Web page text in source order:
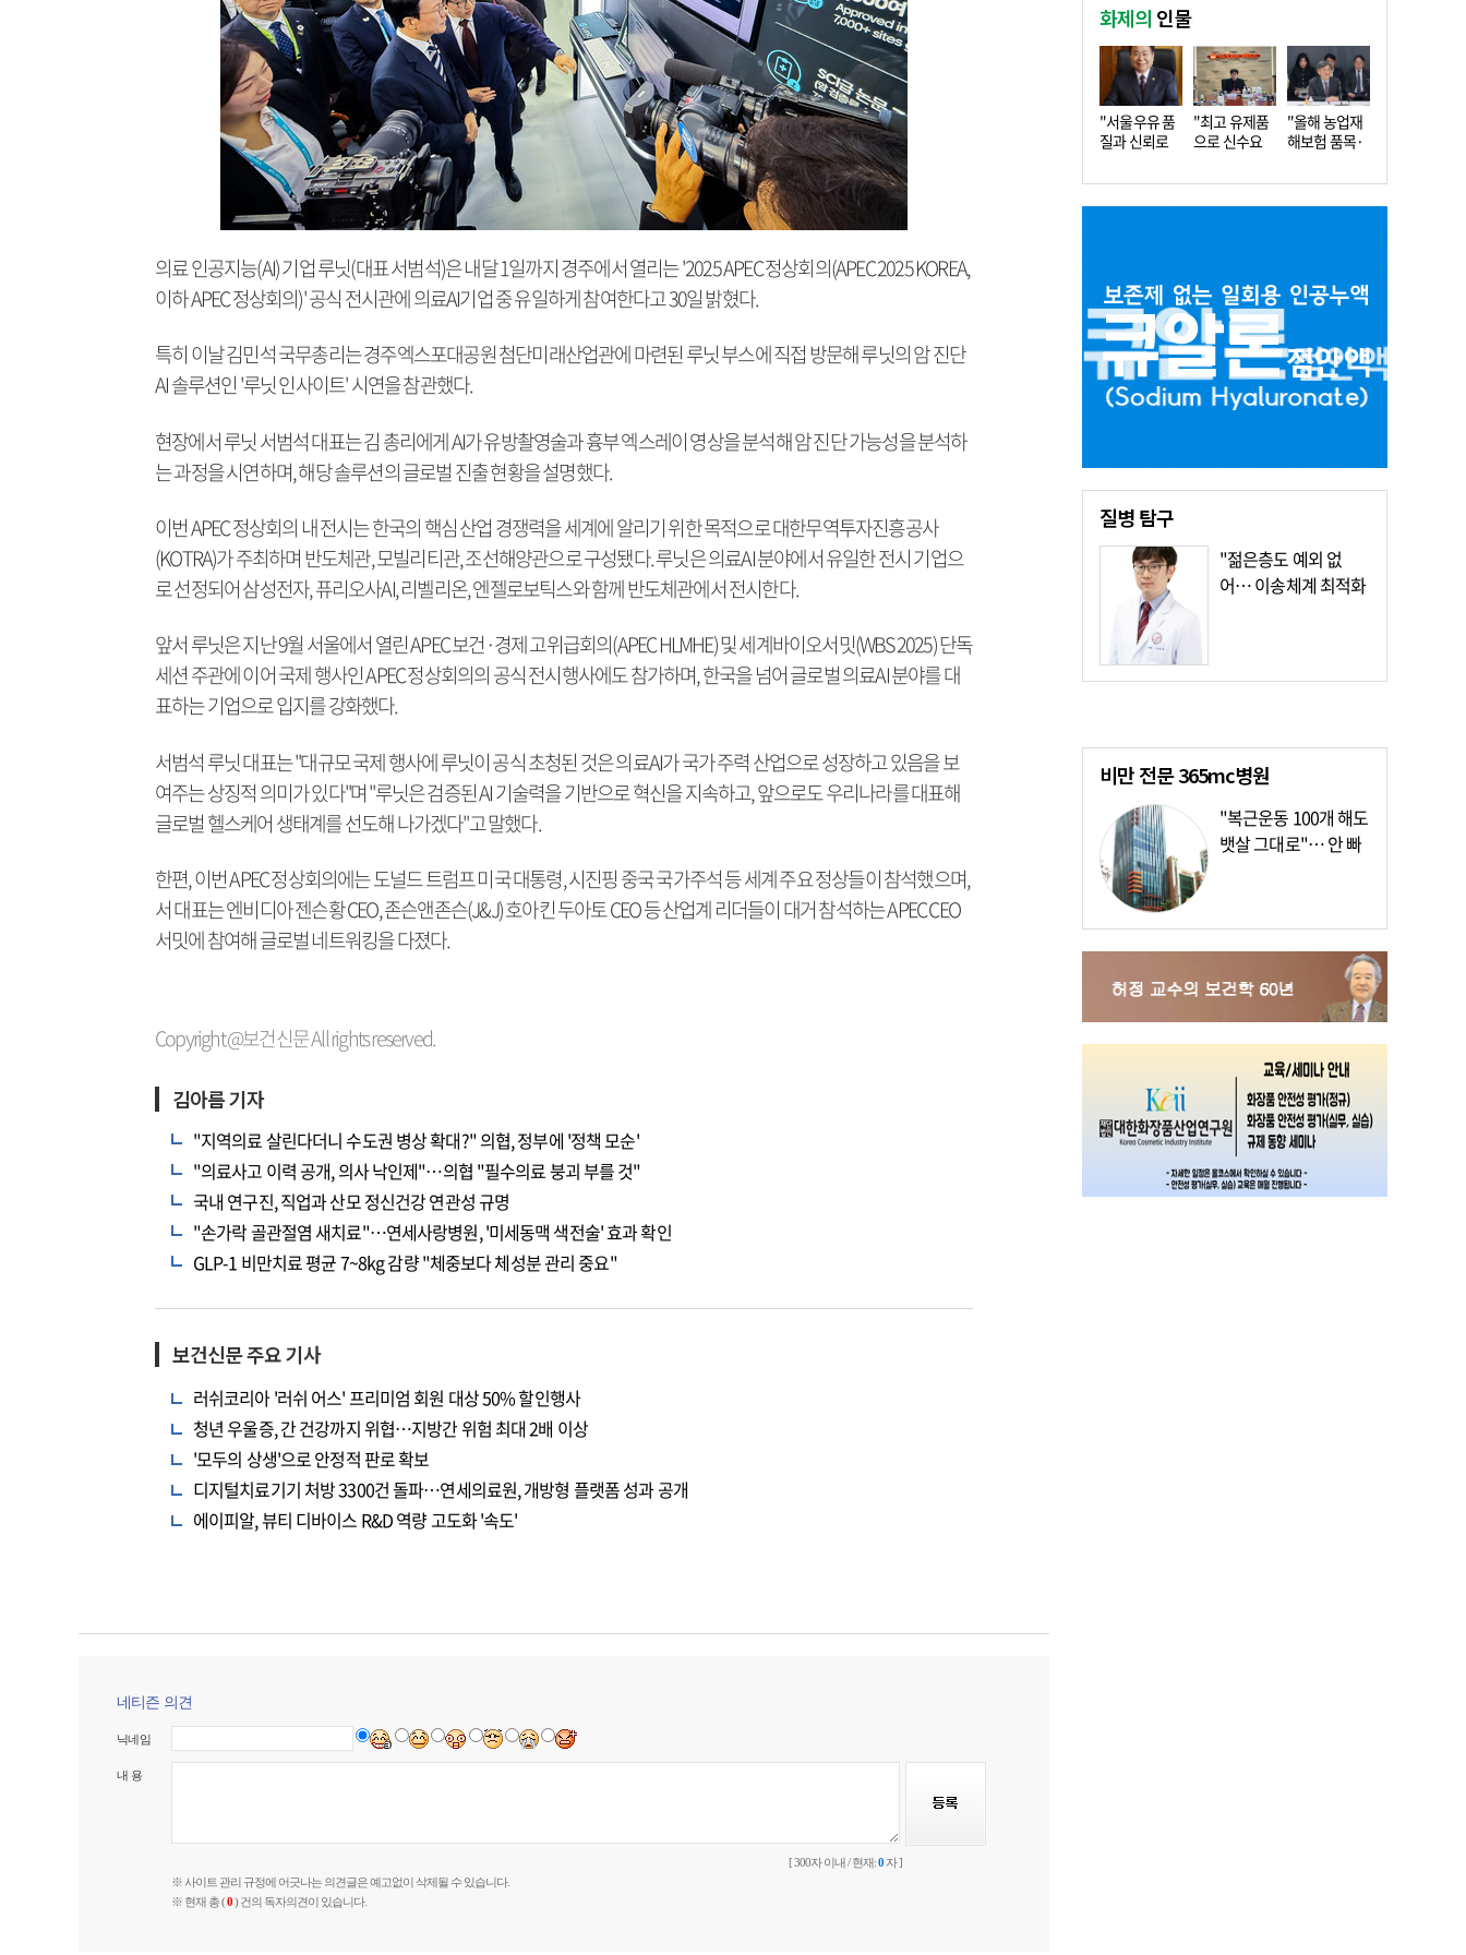
의료 인공지능(AI) 기업 루닛(대표 서범석)은 내달 1일까지 경주에서 열리는 '2025 APEC 정상회의(APEC 2025 KOREA,
이하 APEC 정상회의)' 공식 전시관에 의료AI기업 중 유일하게 참여한다고 30일 밝혔다.
특히 이날 김민석 국무총리는 경주엑스포대공원 첨단미래산업관에 마련된 루닛 부스에 직접 방문해 루닛의 암 진단
AI 솔루션인 '루닛 인사이트' 시연을 참관했다.
현장에서 루닛 서범석 대표는 김 총리에게 AI가 유방촬영술과 흉부 엑스레이 영상을 분석해 암 진단 가능성을 분석하
는 과정을 시연하며, 해당 솔루션의 글로벌 진출 현황을 설명했다.
이번 APEC 정상회의 내 전시는 한국의 핵심 산업 경쟁력을 세계에 알리기 위한 목적으로 대한무역투자진흥공사
(KOTRA)가 주최하며 반도체관, 모빌리티관, 조선해양관으로 구성됐다. 루닛은 의료AI 분야에서 유일한 전시 기업으
로 선정되어 삼성전자, 퓨리오사AI, 리벨리온, 엔젤로보틱스와 함께 반도체관에서 전시한다.
앞서 루닛은 지난 9월 서울에서 열린 APEC 보건·경제 고위급회의(APEC HLMHE) 및 세계바이오서밋(WBS 2025) 단독
세션 주관에 이어 국제 행사인 APEC 정상회의의 공식 전시행사에도 참가하며, 한국을 넘어 글로벌 의료AI 분야를 대
표하는 기업으로 입지를 강화했다.
서범석 루닛 대표는 "대규모 국제 행사에 루닛이 공식 초청된 것은 의료AI가 국가 주력 산업으로 성장하고 있음을 보
여주는 상징적 의미가 있다"며 "루닛은 검증된 AI 기술력을 기반으로 혁신을 지속하고, 앞으로도 우리나라를 대표해
글로벌 헬스케어 생태계를 선도해 나가겠다"고 말했다.
한편, 이번 APEC 정상회의에는 도널드 트럼프 미국 대통령, 시진핑 중국 국가주석 등 세계 주요 정상들이 참석했으며,
서 대표는 엔비디아 젠슨황 CEO, 존슨앤존슨(J&J) 호아킨 두아토 CEO 등 산업계 리더들이 대거 참석하는 APEC CEO
서밋에 참여해 글로벌 네트워킹을 다졌다.
Copyright @보건신문 All rights reserved.
김아름 기자
"지역의료 살린다더니 수도권 병상 확대?" 의협, 정부에 '정책 모순'
"의료사고 이력 공개, 의사 낙인제"…의협 "필수의료 붕괴 부를 것"
국내 연구진, 직업과 산모 정신건강 연관성 규명
"손가락 골관절염 새치료"…연세사랑병원, '미세동맥 색전술' 효과 확인
GLP-1 비만치료 평균 7~8kg 감량 "체중보다 체성분 관리 중요"
보건신문 주요 기사
러쉬코리아 '러쉬 어스' 프리미엄 회원 대상 50% 할인행사
청년 우울증, 간 건강까지 위협…지방간 위험 최대 2배 이상
'모두의 상생'으로 안정적 판로 확보
디지털치료기기 처방 3300건 돌파…연세의료원, 개방형 플랫폼 성과 공개
에이피알, 뷰티 디바이스 R&D 역량 고도화 '속도'
네티즌 의견
닉네임
내 용
[ 300자 이내 / 현재:0 자 ]
※ 사이트 관리 규정에 어긋나는 의견글은 예고없이 삭제될 수 있습니다.
※ 현재 총 (0) 건의 독자의견이 있습니다.
화제의 인물
"서울우유 품
질과 신뢰로
"최고 유제품
으로 신수요
"올해 농업재
해보험 품목·
질병탐구
"젊은층도 예외 없
어… 이송체계 최적화
비만 전문365mc병원
"복근운동 100개 해도
뱃살 그대로"… 안 빠